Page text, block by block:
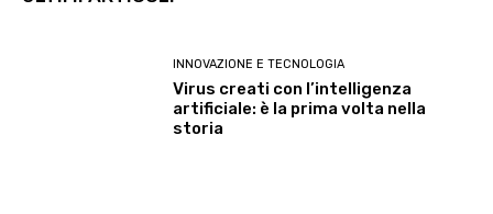
INNOVAZIONE E TECNOLOGIA
Virus creati con l’intelligenza
artificiale: è la prima volta nella
storia